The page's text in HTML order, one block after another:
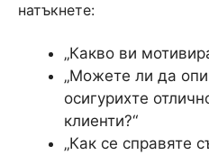
натъкнете:
„Какво ви
„Можете ли да
осигурихте
клиенти?“
„Как се справяте